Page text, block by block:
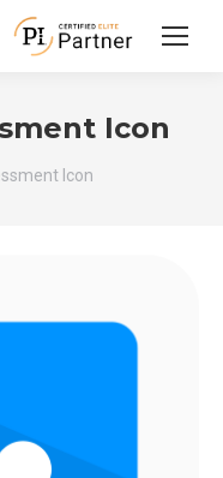
Icon
Icon